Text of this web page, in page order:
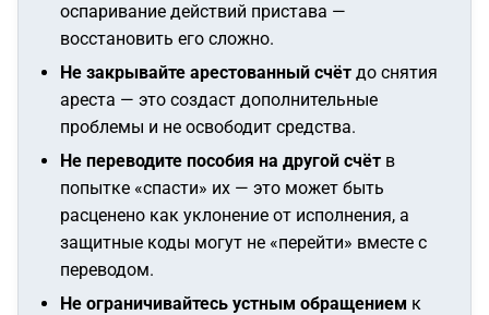
оспаривание действий пристава —
восстановить его сложно.
Не закрывайте арестованный счёт до снятия
ареста — это создаст дополнительные
проблемы и не освободит средства.
Не переводите пособия на другой счёт в
попытке «спасти» их — это может быть
расценено как уклонение от исполнения, а
защитные коды могут не «перейти» вместе с
переводом.
Не ограничивайтесь устным обращением к